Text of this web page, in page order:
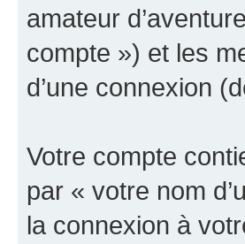
amateur
compte ») et les
d’une connexion
Votre compte
par « votre nom
la connexion à